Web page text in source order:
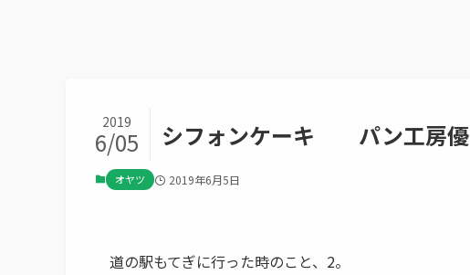
シフォンケーキ パン工房優
2019
6/05
オヤツ 2019年6月5日
道の駅もてぎに行った時のこと、2。